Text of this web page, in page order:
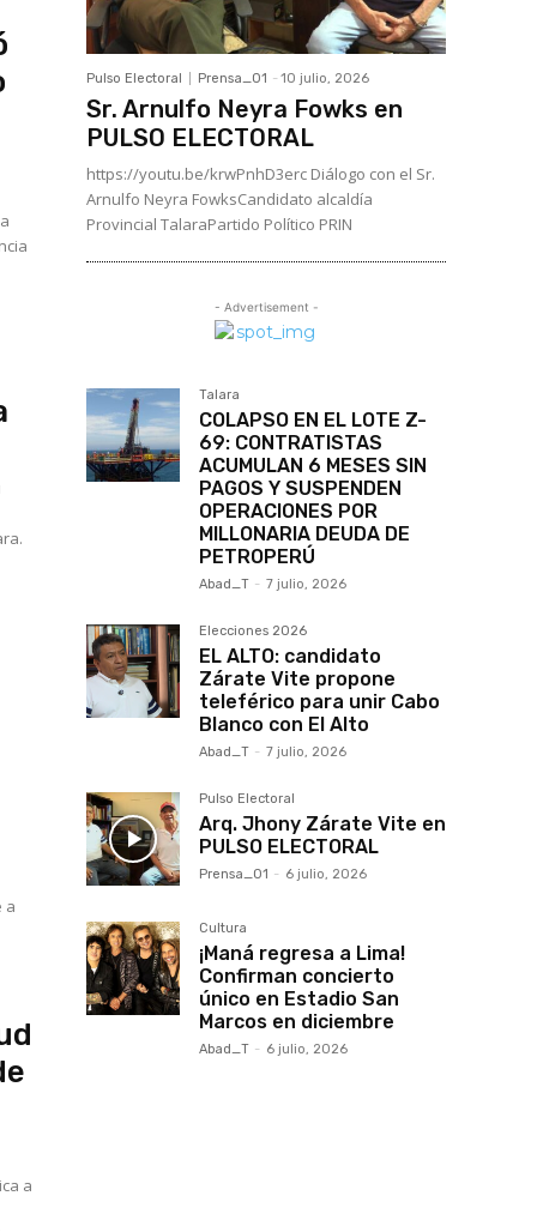
a
a
Pulso Electoral Prensa_01 - 10 julio, 2026
Sr. Arnulfo Neyra Fowks en
PULSO ELECTORAL
https://youtu.be/krwPnhD3erc Diálogo con el Sr.
Arnulfo Neyra FowksCandidato alcaldía
Provincial TalaraPartido Político PRIN
- Advertisement -
Talara
COLAPSO EN EL LOTE Z-
69: CONTRATISTAS
ACUMULAN 6 MESES SIN
PAGOS Y SUSPENDEN
OPERACIONES POR
MILLONARIA DEUDA DE
PETROPERÚ
Abad_T - 7 julio, 2026
Elecciones 2026
EL ALTO: candidato
Zárate Vite propone
teleférico para unir Cabo
Blanco con El Alto
Abad_T - 7 julio, 2026
Pulso Electoral
Arq. Jhony Zárate Vite en
PULSO ELECTORAL
Prensa_01 - 6 julio, 2026
Cultura
¡Maná regresa a Lima!
Confirman concierto
único en Estadio San
Marcos en diciembre
Abad_T - 6 julio, 2026